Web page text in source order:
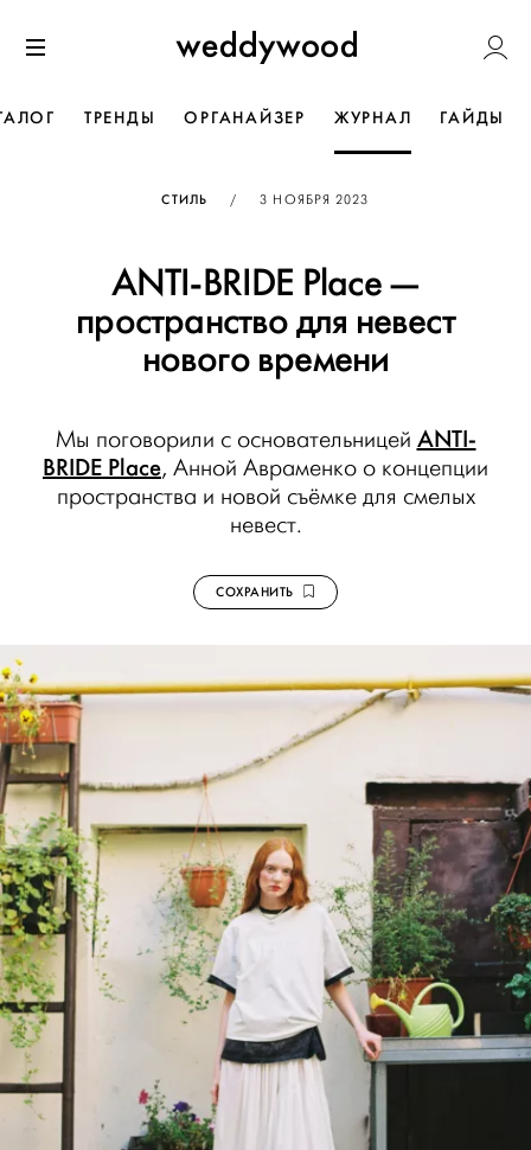
к содержанию
Weddywood
ТРЕНДЫ ОРГАНАЙЗЕР ЖУРНАЛ ГАЙДЫ
СТИЛЬ / ОПУБЛИКОВАНО
3 НОЯБРЯ 2023
ANTI-BRIDE Place —
пространство для невест
нового времени
Мы поговорили с основательницей ANTI-
BRIDE Place, Анной Авраменко о концепции
пространства и новой съёмке для смелых
невест.
СОХРАНИТЬ